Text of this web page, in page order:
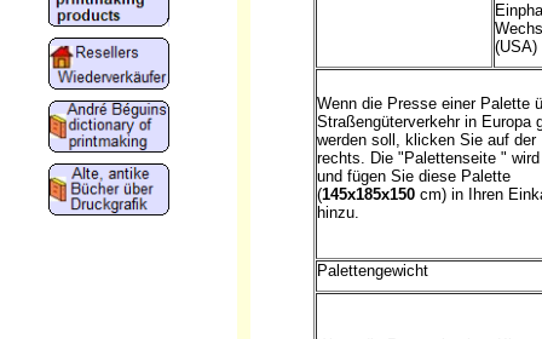
(USA)
Wenn die Presse einer Palette
Straßengüterverkehr in Europa
werden soll, klicken Sie auf der
rechts. Die "Palettenseite "
und fügen Sie diese Palette
(145x185x150cm) in Ihren
hinzu.
Palettengewicht